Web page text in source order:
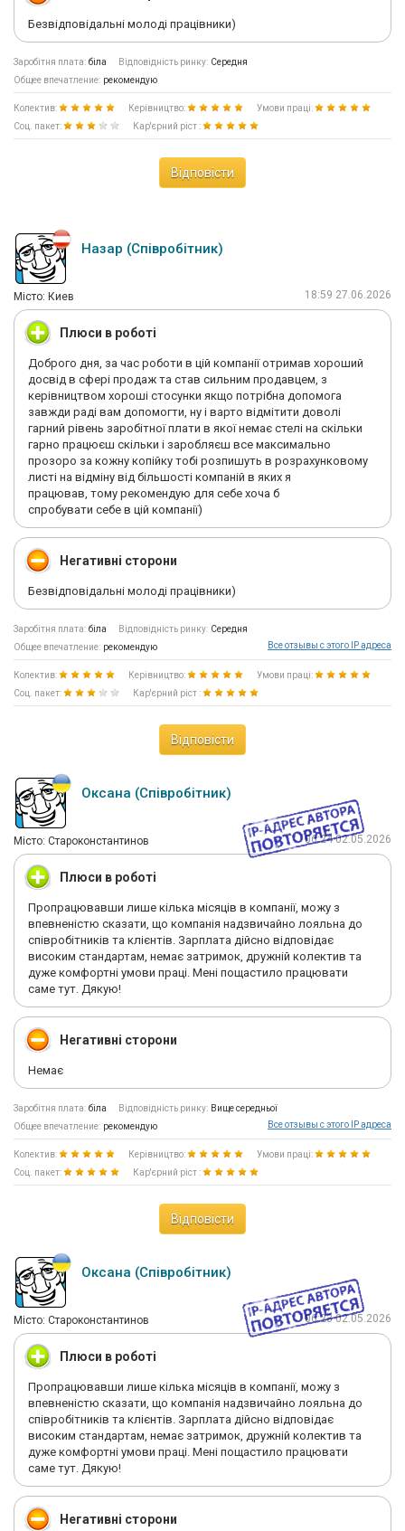
Безвідповідальні молоді працівники)
Заробітня плата: біла Відповідність ринку: Середня
Общее впечатление: рекомендую
Колектив: Керівництво:
Умови праці:
Соц. пакет:
Кар'єрний ріст :
Відповісти
Назар (Співробітник)
Мiсто: Киев 18:59 27.06.2026
Плюси в роботі
Доброго дня, за час роботи в цій компанії отримав хороший
досвід в сфері продаж та став сильним продавцем, з
керівництвом хороші стосунки якщо потрібна допомога
завжди раді вам допомогти, ну і варто відмітити доволі
гарний рівень заробітної плати в якої немає стелі на скільки
гарно працюєш скільки і заробляєш все максимально
прозоро за кожну копійку тобі розпишуть в розрахунковому
листі на відміну від більшості компаній в яких я
працював, тому рекомендую для себе хоча б
спробувати себе в цій компанії)
Негативні сторони
Безвідповідальні молоді працівники)
Заробітня плата: біла Відповідність ринку: Середня
Общее впечатление: рекомендую Все отзывы с этого IP адреса
Колектив: Керівництво:
Умови праці:
Соц. пакет:
Кар'єрний ріст :
Відповісти
Оксана (Співробітник)
Мiсто: Староконстантинов 06:24 02.05.2026
Плюси в роботі
Пропрацювавши лише кілька місяців в компанії, можу з
впевненістю сказати, що компанія надзвичайно лояльна до
співробітників та клієнтів. Зарплата дійсно відповідає
високим стандартам, немає затримок, дружній колектив та
дуже комфортні умови праці. Мені пощастило працювати
саме тут. Дякую!
Негативні сторони
Немає
Заробітня плата: біла Відповідність ринку: Вище середньої
Общее впечатление: рекомендую Все отзывы с этого IP адреса
Колектив: Керівництво:
Умови праці:
Соц. пакет:
Кар'єрний ріст :
Відповісти
Оксана (Співробітник)
Мiсто: Староконстантинов 06:23 02.05.2026
Плюси в роботі
Пропрацювавши лише кілька місяців в компанії, можу з
впевненістю сказати, що компанія надзвичайно лояльна до
співробітників та клієнтів. Зарплата дійсно відповідає
високим стандартам, немає затримок, дружній колектив та
дуже комфортні умови праці. Мені пощастило працювати
саме тут. Дякую!
Негативні сторони